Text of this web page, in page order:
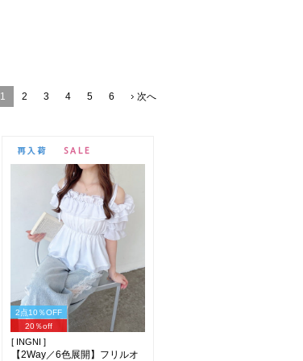
1 2 3 4 5 6 次へ
2点10％OFF
20％off
[ INGNI ]
【2Way／6色展開】フリルオ